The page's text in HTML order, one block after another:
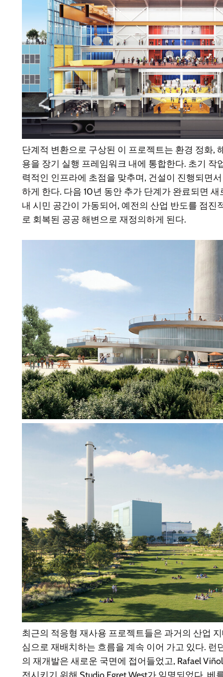
단계적 변환으로 구상된 이 프로젝트는 환경 정화,
용을 장기 실행 프레임워크 내에 통합한다. 초기 작
력적인 인프라에 초점을 맞추며, 건설이 진행되면
하게 한다. 다음 10년 동안 추가 단계가 완료되면
내 시민 공간이 가동되어, 예전의 산업 반도를 점진
로 회복된 공공 해변으로 재정의하게 된다.
최근의 적응형 재사용 프로젝트들은 과거의 산업
심으로 재배치하는 흐름을 계속 이어 가고 있다. 런
의 재개발은 새로운 국면에 접어들었고, Rafael